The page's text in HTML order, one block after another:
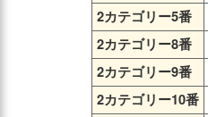
2カテゴリー5番
2カテゴリー8番
2カテゴリー9番
2カテゴリー10番